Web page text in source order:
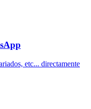
etc... directamente